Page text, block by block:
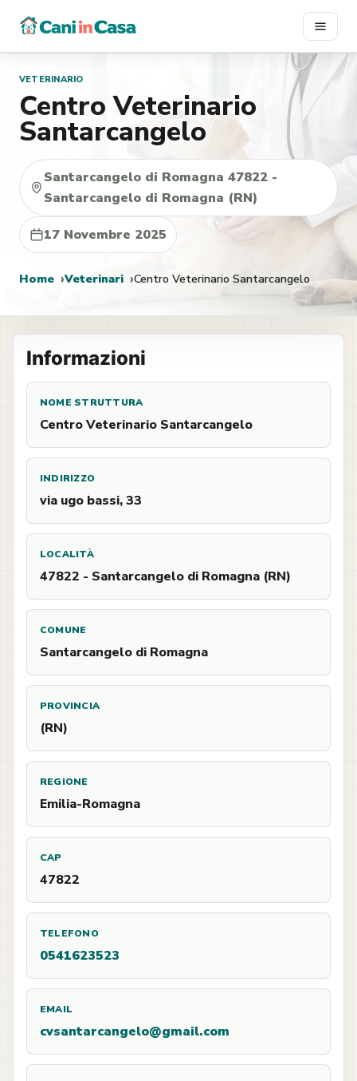
contenuto
VETERINARIO
Centro Veterinario
Santarcangelo
Santarcangelo di Romagna 47822 -
Santarcangelo di Romagna (RN)
17 Novembre 2025
Home Veterinari Centro Veterinario Santarcangelo
Informazioni
NOME STRUTTURA
Centro Veterinario Santarcangelo
INDIRIZZO
via ugo bassi, 33
LOCALITÀ
47822 - Santarcangelo di Romagna (RN)
COMUNE
Santarcangelo di Romagna
PROVINCIA
(RN)
REGIONE
Emilia-Romagna
CAP
47822
TELEFONO
0541623523
EMAIL
cvsantarcangelo@gmail.com